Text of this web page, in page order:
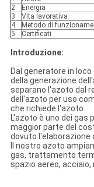
2
Energia
3
Vita lavorativa
4
Metodo di
5
Certificati
Introduzione:
Dal generatore in
della generazione
separano l'azoto dal
dell'azoto per uso
che richiede l'azoto.
L'azoto è uno dei gas
maggior parte del
dovuto l'elaborazione
Il nostro azoto
gas, trattamento
spazio aereo,